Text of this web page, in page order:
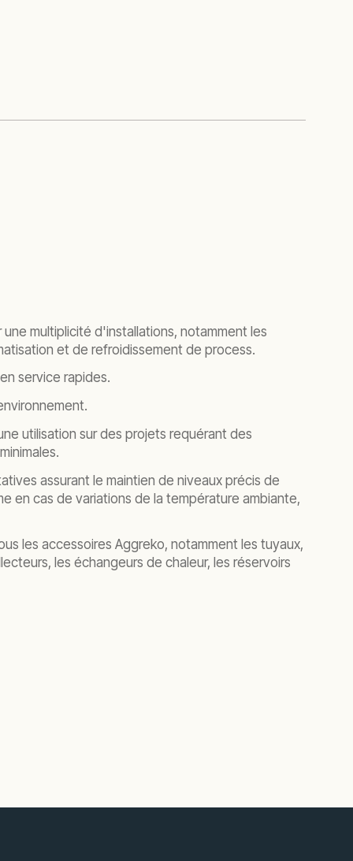
multiplicité d'installations, notamment les
et de refroidissement de process.
service rapides.
utilisation sur des projets requérant des
assurant le maintien de niveaux précis de
en cas de variations de la température ambiante,
les accessoires Aggreko, notamment les tuyaux,
les échangeurs de chaleur, les réservoirs